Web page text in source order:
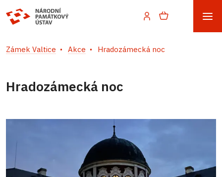
Zámek Valtice Akce Hradozámecká noc
Hradozámecká noc